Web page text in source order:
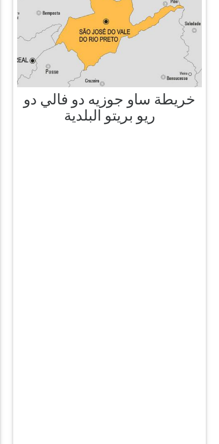
خريطة ساو جوزيه دو فالي دو
ريو بريتو البلدية